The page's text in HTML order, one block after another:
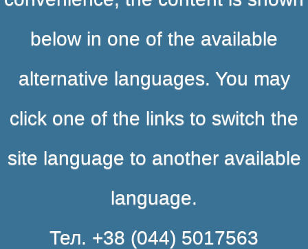
below in one of the available
alternative languages. You may
click one of the links to switch the
site language to another available
language.
Тел. +38 (044) 5017563